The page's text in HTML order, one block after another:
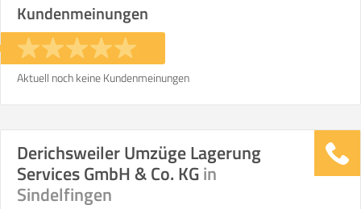
Kundenmeinungen
Aktuell noch keine Kundenmeinungen
Derichsweiler Umzüge Lagerung
Services GmbH & Co. KGin
Sindelfingen